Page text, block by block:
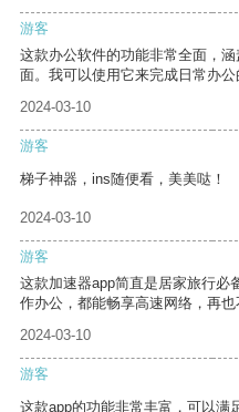
游客
这款办公软件的功能非常全面，
面。我可以使用它来完成日常办公
2024-03-10
游客
梯子神器，ins随便看，美美哒！
2024-03-10
游客
这款加速器app简直是居家旅行必
作办公，都能畅享高速网络，再也
2024-03-10
游客
这款app的功能非常丰富，可以满